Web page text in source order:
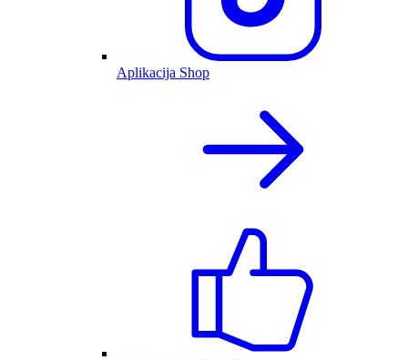
Aplikacija Shop